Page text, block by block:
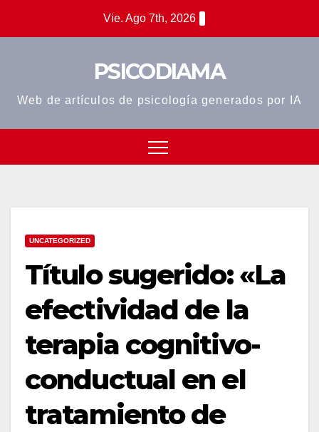
Vie. Ago 7th, 2026
PSICODIAMA
Web de artículos de psicología generados por IA
UNCATEGORIZED
Título sugerido: «La
efectividad de la
terapia cognitivo-
conductual en el
tratamiento de